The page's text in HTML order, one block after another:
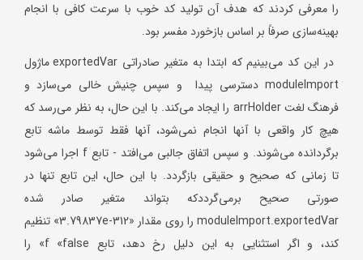
را معرفی کردند که هدف آن تولید کد خوب با سرعت کافی با انجام
بهینه‌سازی صرفاً بر اساس بازخورد مفسر بود.
در این کد می‌بینیم که ابتدا به متغیر صادراتی exportedVar ماژول
moduleImport دسترسی پیدا و سپس چنیش خالی می‌سازد و
فرهنگ لغت arrHolder را ایجاد می‌کند. با این حال، به نظر می‌رسد که
هیچ کار واقعی با آنها انجام نمی‌شود، آنها فقط توسط ماشه تابع
برگردانده می‌شوند. و سپس اتفاق جالبی می‌افتد - تابع f اجرا می‌شود
تا زمانی که صحیح و حقیقی بازگردد. با این حال، این تابع تنها در
صورتی صحیح برمی‌گرددکه بتواند متغیر صادر شده
moduleImport.exportedVar را روی مقدار «3.79837e-312» تنظیم
کند، و اگر استثنایی به این دلیل رخ دهد، تابع f «false» را